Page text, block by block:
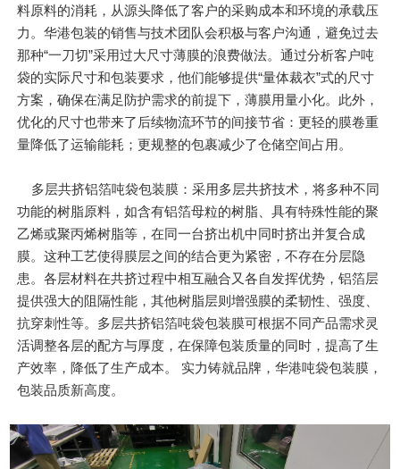
料原料的消耗，从源头降低了客户的采购成本和环境的承载压
力。华港包装的销售与技术团队会积极与客户沟通，避免过去
那种“一刀切”采用过大尺寸薄膜的浪费做法。通过分析客户吨
袋的实际尺寸和包装要求，他们能够提供“量体裁衣”式的尺寸
方案，确保在满足防护需求的前提下，薄膜用量小化。此外，
优化的尺寸也带来了后续物流环节的间接节省：更轻的膜卷重
量降低了运输能耗；更规整的包裹减少了仓储空间占用。
多层共挤铝箔吨袋包装膜：采用多层共挤技术，将多种不同
功能的树脂原料，如含有铝箔母粒的树脂、具有特殊性能的聚
乙烯或聚丙烯树脂等，在同一台挤出机中同时挤出并复合成
膜。这种工艺使得膜层之间的结合更为紧密，不存在分层隐
患。各层材料在共挤过程中相互融合又各自发挥优势，铝箔层
提供强大的阻隔性能，其他树脂层则增强膜的柔韧性、强度、
抗穿刺性等。多层共挤铝箔吨袋包装膜可根据不同产品需求灵
活调整各层的配方与厚度，在保障包装质量的同时，提高了生
产效率，降低了生产成本。 实力铸就品牌，华港吨袋包装膜，
包装品质新高度。